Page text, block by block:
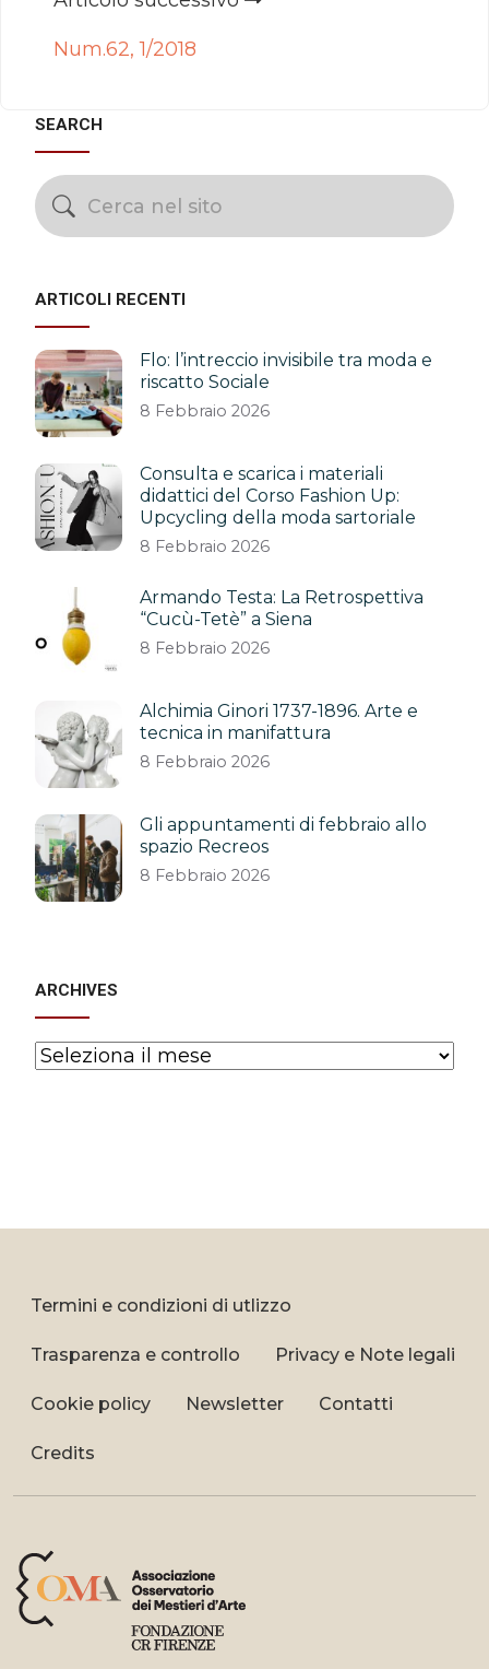
Num.62, 1/2018
SEARCH
ARTICOLI RECENTI
Flo: l’intreccio invisibile tra moda e
riscatto Sociale
8 Febbraio 2026
Consulta e scarica i materiali
didattici del Corso Fashion Up:
Upcycling della moda sartoriale
8 Febbraio 2026
Armando Testa: La Retrospettiva
“Cucù-Tetè” a Siena
8 Febbraio 2026
Alchimia Ginori 1737-1896. Arte e
tecnica in manifattura
8 Febbraio 2026
Gli appuntamenti di febbraio allo
spazio Recreos
8 Febbraio 2026
ARCHIVES
Archives
Termini e condizioni di utlizzo
Trasparenza e controllo Privacy e Note legali
Cookie policy Newsletter Contatti
Credits